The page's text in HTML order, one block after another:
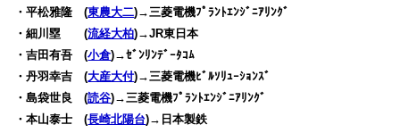
・平松雅隆 (東農大二)→三菱電機ﾌﾟﾗﾝﾄｴﾝｼﾞﾆｱﾘﾝｸﾞ
・細川塁 (流経大柏)→JR東日本
・吉田有吾 (小倉)→ｾﾞﾝﾘﾝﾃﾞｰﾀｺﾑ
・丹羽幸吉 (大産大付)→三菱電機ﾋﾞﾙｿﾘｭｰｼｮﾝｽﾞ
・島袋世良 (読谷)→三菱電機ﾌﾟﾗﾝﾄｴﾝｼﾞﾆｱﾘﾝｸﾞ
・本山泰士 (長崎北陽台)→日本製鉄